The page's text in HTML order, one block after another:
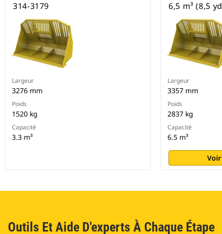
314-3179
Largeur
3276 mm
Poids
1520 kg
Capacité
3.3 m³
6,5 m³ (8,5
Largeur
3357 mm
Poids
2837 kg
Capacité
6.5 m³
Outils Et Aide D'experts À Chaque Étape